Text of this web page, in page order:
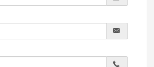
para todas as idades, o
momentos de lazer e